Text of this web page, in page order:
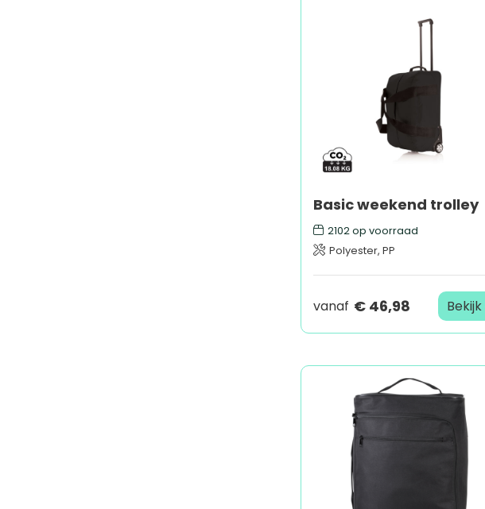
Basic weekend trolley
2102op voorraad
Polyester, PP
vanaf € 46,98 Bekijk